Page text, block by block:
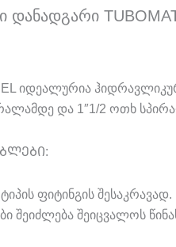
დანადგარი
EL იდეალურია
და 1″1/2 ოთხ
ფიტინგის შესაკრავად.
შეიძლება შეიცვალოს